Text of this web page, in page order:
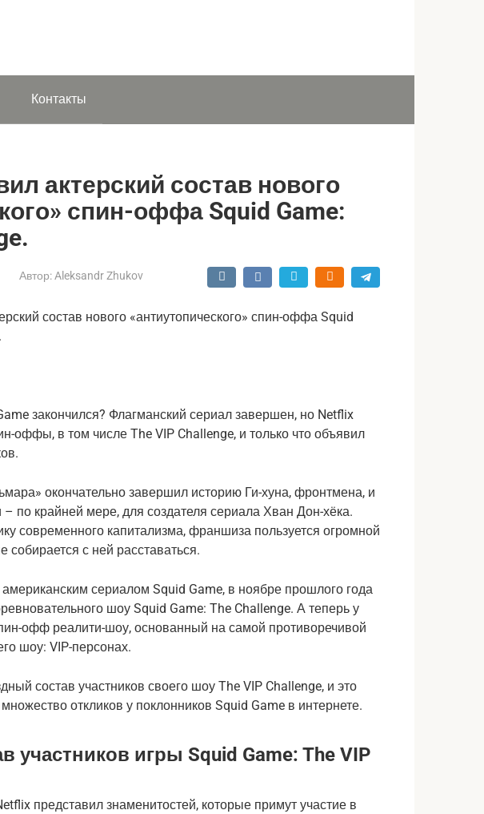
Контакты
актерский состав нового
спин-оффа Squid Game:
Автор: Aleksandr Zhukov
закончился? Флагманский сериал завершен, но Netflix
оффы, в том числе The VIP Challenge, и только что объявил
окончательно завершил историю Ги-хуна, фронтмена, и
– по крайней мере, для создателя сериала Хван Дон-хёка.
современного капитализма, франшиза пользуется огромной
собирается с ней расставаться.
сериалом Squid Game, в ноябре прошлого года
шоу Squid Game: The Challenge. А теперь у
офф реалити-шоу, основанный на самой противоречивой
шоу: VIP-персонах.
состав участников своего шоу The VIP Challenge, и это
откликов у поклонников Squid Game в интернете.
участников игры Squid Game: The VIP
представил знаменитостей, которые примут участие в